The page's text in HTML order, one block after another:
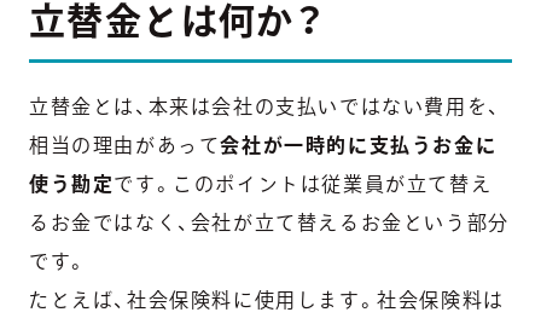
立替金とは何か？
立替金とは、本来は会社の支払いではない費用を、
相当の理由があって会社が一時的に支払うお金に
使う勘定です。このポイントは従業員が立て替え
るお金ではなく、会社が立て替えるお金という部分
です。
たとえば、社会保険料に使用します。社会保険料は